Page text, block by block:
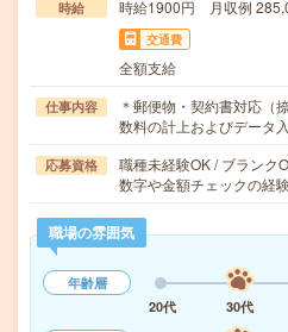
時給 時給1900円 月収例
交通費
全額支給
仕事内容
＊郵便物・契約書対応（
数料の計上およびデータ
応募資格
職種未経験OK / ブランク
数字や金額チェックの経
職場の雰囲気
年齢層
20代
30代